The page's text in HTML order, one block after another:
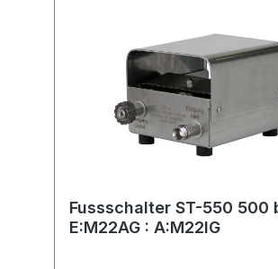
Fussschalter ST-550 500
E:M22AG : A:M22IG